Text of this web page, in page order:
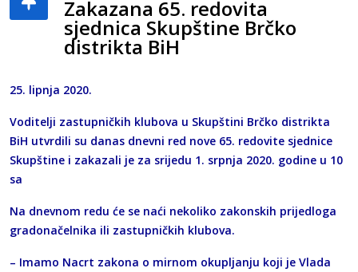
Zakazana 65. redovita
sjednica Skupštine Brčko
distrikta BiH
25. lipnja 2020.
Voditelji zastupničkih klubova u Skupštini Brčko distrikta
BiH utvrdili su danas dnevni red nove 65. redovite sjednice
Skupštine i zakazali je za srijedu 1. srpnja 2020. godine u 10
sa
Na dnevnom redu će se naći nekoliko zakonskih prijedloga
gradonačelnika ili zastupničkih klubova.
– Imamo Nacrt zakona o mirnom okupljanju koji je Vlada